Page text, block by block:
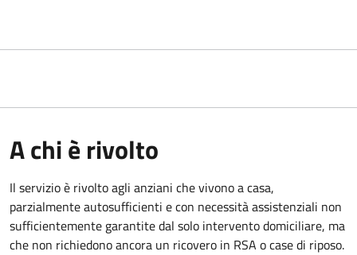
A chi è rivolto
Il servizio è rivolto agli anziani che vivono a casa,
parzialmente autosufficienti e con necessità assistenziali non
sufficientemente garantite dal solo intervento domiciliare, ma
che non richiedono ancora un ricovero in RSA o case di riposo.